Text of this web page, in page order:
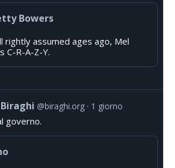
Bowers
rightly assumed ages ago, Mel
C-R-A-Z-Y.
@biraghi.org 1 giorno
governo.